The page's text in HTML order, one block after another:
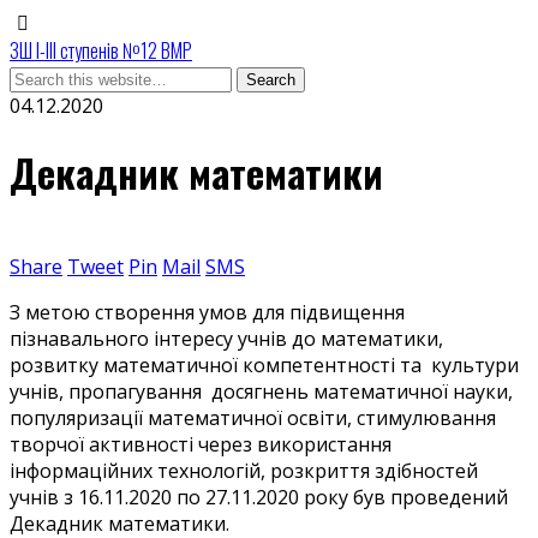
ЗШ І-ІІІ ступенів №12 ВМР
04.12.2020
Декадник математики
Share Tweet Pin Mail SMS
З метою створення умов для підвищення
пізнавального інтересу учнів до математики,
розвитку математичної компетентності та культури
учнів, пропагування досягнень математичної науки,
популяризації математичної освіти, стимулювання
творчої активності через використання
інформаційних технологій, розкриття здібностей
учнів з 16.11.2020 по 27.11.2020 року був проведений
Декадник математики.